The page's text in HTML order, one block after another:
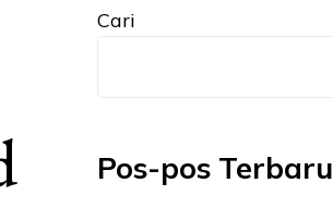
Cari
Pos-pos Terbaru